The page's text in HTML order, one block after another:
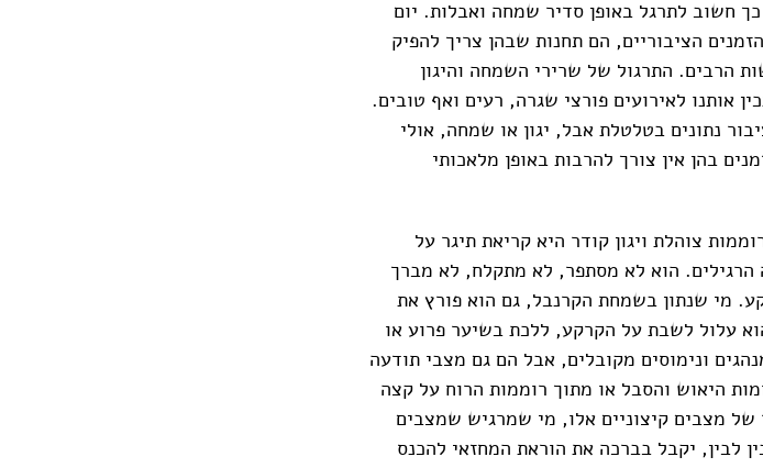
חשוב לתרגל באופן סדיר שמחה ואבלות. יום
הציבוריים, הם תחנות שבהן צריך להפיק
הרבים. התרגול של שרירי השמחה והיגון
אותנו לאירועים פורצי שגרה, רעים ואף טובים.
נתונים בטלטלת אבל, יגון או שמחה, אולי
בהן אין צורך להרבות באופן מלאכותי
צוהלת ויגון קודר היא קריאת תיגר על
הוא לא מסתפר, לא מתקלח, לא מברך
מי שנתון בשמחת הקרנבל, גם הוא פורץ את
עלול לשבת על הקרקע, ללכת בשיער פרוע או
ונימוסים מקובלים, אבל הם גם מצבי תודעה
היאוש והסבל או מתוך רוממות הרוח על קצה
מצבים קיצוניים אלו, מי שמרגיש שמצבים
לבין, יקבל בברכה את הוראת המחזאי להכנס